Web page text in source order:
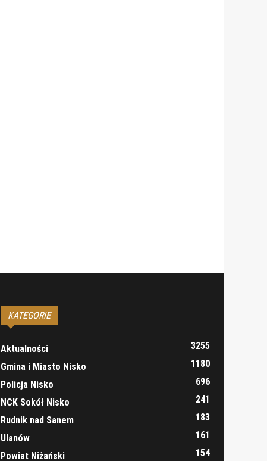
KATEGORIE
Aktualności
3255
Gmina i Miasto Nisko
1180
Policja Nisko
696
NCK Sokół Nisko
241
Rudnik nad Sanem
183
Ulanów
161
Powiat Niżański
154